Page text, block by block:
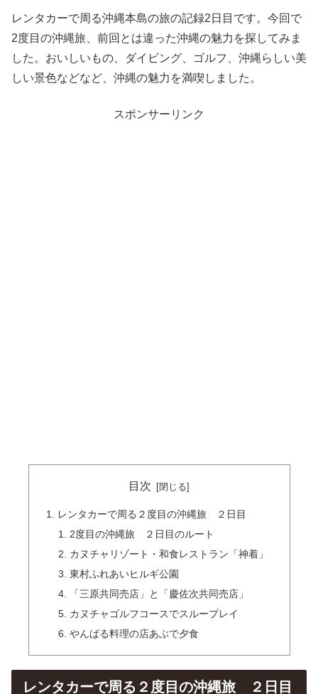
レンタカーで周る沖縄本島の旅の記録2日目です。今回で
2度目の沖縄旅、前回とは違った沖縄の魅力を探してみま
した。おいしいもの、ダイビング、ゴルフ、沖縄らしい美
しい景色などなど、沖縄の魅力を満喫しました。
スポンサーリンク
目次
レンタカーで周る２度目の沖縄旅 ２日目
2度目の沖縄旅 ２日目のルート
カヌチャリゾート・和食レストラン「神着」
東村ふれあいヒルギ公園
「三原共同売店」と「慶佐次共同売店」
カヌチャゴルフコースでスループレイ
やんばる料理の店あぶで夕食
レンタカーで周る２度目の沖縄旅 ２日目